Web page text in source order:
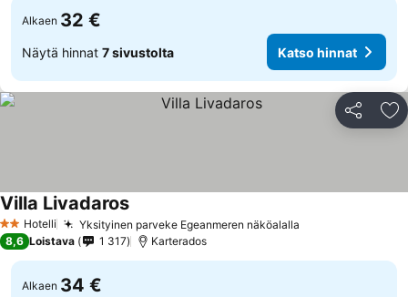
Alkaen 32 €
Näytä hinnat 7 sivustolta Katso hinnat
Jaa
2 Tähtiluokitus
Hotelli Yksityinen parveke Egeanmeren näköalalla
Villa Livadaros
8,6 Loistava 1 317 Karterados
Alkaen 34 €